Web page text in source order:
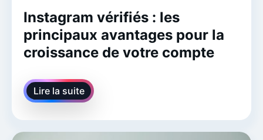
Instagram vérifiés : les
principaux avantages pour la
croissance de votre compte
Lire la suite